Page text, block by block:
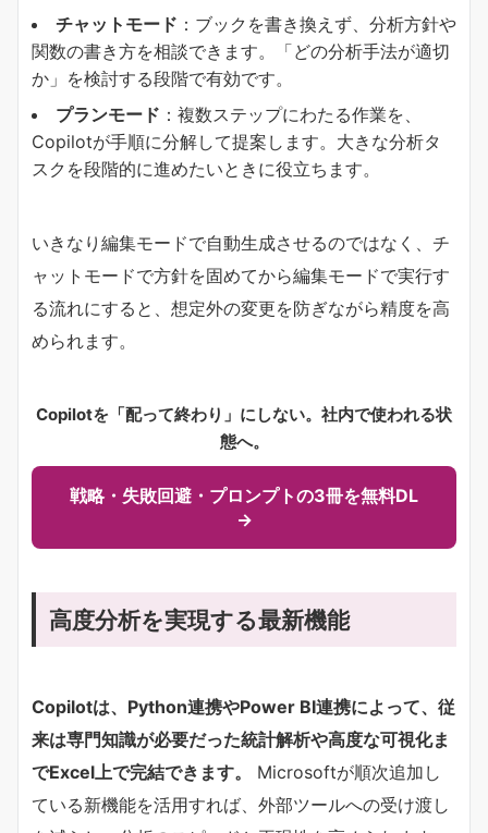
​チャットモード​ ​：ブックを書き換えず、分析方針や
関数の書き方を相談できます。「どの分析手法が適切
か」を検討する段階で有効です。
​プランモード​ ​：複数ステップにわたる作業を、
Copilotが手順に分解して提案します。大きな分析タ
スクを段階的に進めたいときに役立ちます。
いきなり編集モードで自動生成させるのではなく、チ
ャットモードで方針を固めてから編集モードで実行す
る流れにすると、想定外の変更を防ぎながら精度を高
められます。
Copilotを「配って終わり」にしない。社内で使われる状
態へ。
戦略・失敗回避・プロンプトの3冊を無料DL
→
高度分析を実現する最新機能
Copilotは、Python連携やPower BI連携によって、従
来は専門知識が必要だった統計解析や高度な可視化ま
でExcel上で完結できます。​
Microsoftが順次追加し
ている新機能を活用すれば、外部ツールへの受け渡し